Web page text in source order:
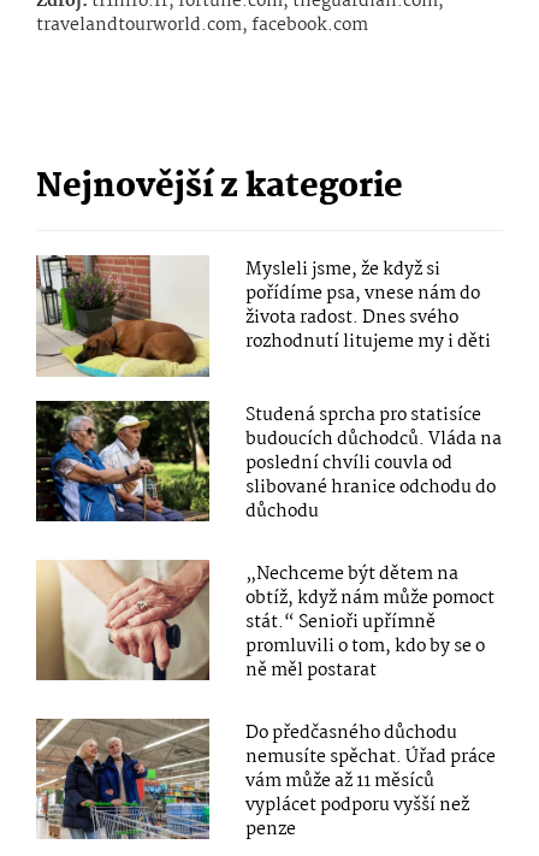
travelandtourworld.com, facebook.com
Nejnovější z kategorie
Mysleli jsme, že když si
pořídíme psa, vnese nám do
života radost. Dnes svého
rozhodnutí litujeme my i děti
Studená sprcha pro statisíce
budoucích důchodců. Vláda na
poslední chvíli couvla od
slibované hranice odchodu do
důchodu
„Nechceme být dětem na
obtíž, když nám může pomoct
stát.“ Senioři upřímně
promluvili o tom, kdo by se o
ně měl postarat
Do předčasného důchodu
nemusíte spěchat. Úřad práce
vám může až 11 měsíců
vyplácet podporu vyšší než
penze